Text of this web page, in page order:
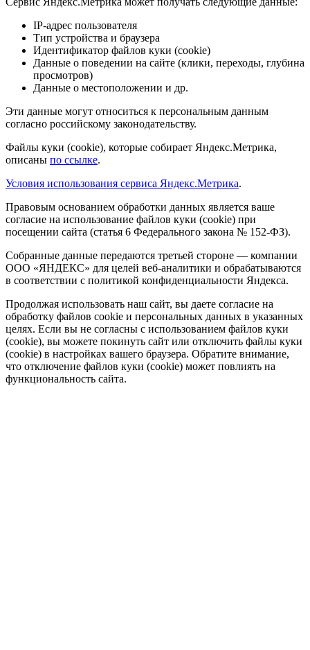
IP-адрес пользователя
Тип устройства и браузера
Идентификатор файлов куки (cookie)
Данные о поведении на сайте (клики, переходы, глубина
просмотров)
Данные о местоположении и др.
Эти данные могут относиться к персональным данным
согласно российскому законодательству.
Файлы куки (cookie), которые собирает Яндекс.Метрика,
описаны по ссылке.
Условия использования сервиса Яндекс.Метрика.
Правовым основанием обработки данных является ваше
согласие на использование файлов куки (cookie) при
посещении сайта (статья 6 Федерального закона № 152-ФЗ).
Собранные данные передаются третьей стороне — компании
ООО «ЯНДЕКС» для целей веб-аналитики и обрабатываются
в соответствии с политикой конфиденциальности Яндекса.
Продолжая использовать наш сайт, вы даете согласие на
обработку файлов cookie и персональных данных в указанных
целях. Если вы не согласны с использованием файлов куки
(cookie), вы можете покинуть сайт или отключить файлы куки
(cookie) в настройках вашего браузера. Обратите внимание,
что отключение файлов куки (cookie) может повлиять на
функциональность сайта.